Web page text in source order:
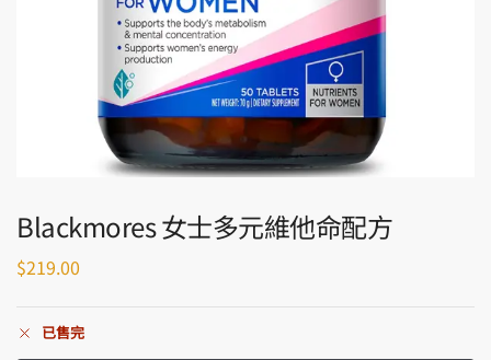
Blackmores 女士多元維他命配方
$219.00
已售完